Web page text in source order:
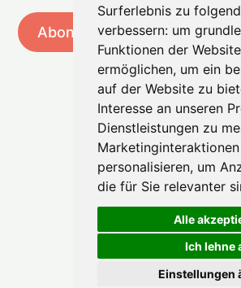
Surferlebnis zu
verbessern: um
Funktionen der
ermöglichen, um ein
auf der Website zu
Interesse an unseren
Dienstleistungen zu
personalisieren, um
die für Sie relevanter
Alle
Ich lehne
Einstellungen
Abonnieren